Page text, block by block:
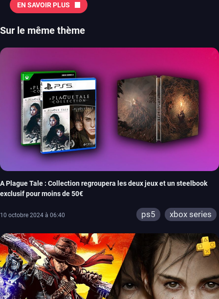
EN SAVOIR PLUS
Sur le même thème
A Plague Tale : Collection regroupera les deux jeux et un steelbook
exclusif pour moins de 50€
10 octobre 2024 à 06:40 ps5 xbox series